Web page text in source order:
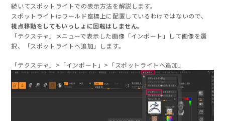
続いてスポットライトでの表示方法を解説します。
スポットライトはワールド座標上に配置しているわけではないので、
視点移動をしてもいっしょに回転はしません。
「テクスチャ」メニューで表示した画像「インポート」して画像を選
択、「スポットライトへ追加」します。
「テクスチャ」>「インポート」>「スポットライトへ追加」